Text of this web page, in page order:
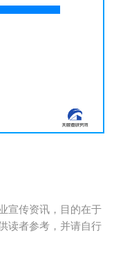
宣传资讯，目的在于
读者参考，并请自行